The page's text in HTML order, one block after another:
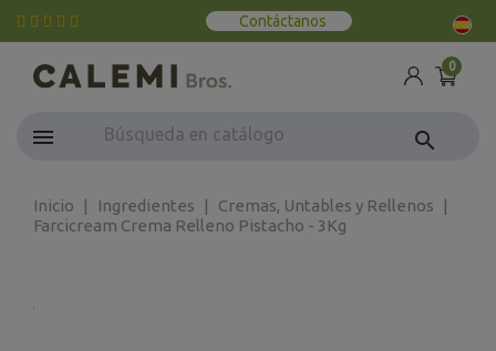
Contáctanos
0
search
Inicio Ingredientes
Cremas, Untables y Rellenos
Farcicream Crema Relleno Pistacho - 3Kg